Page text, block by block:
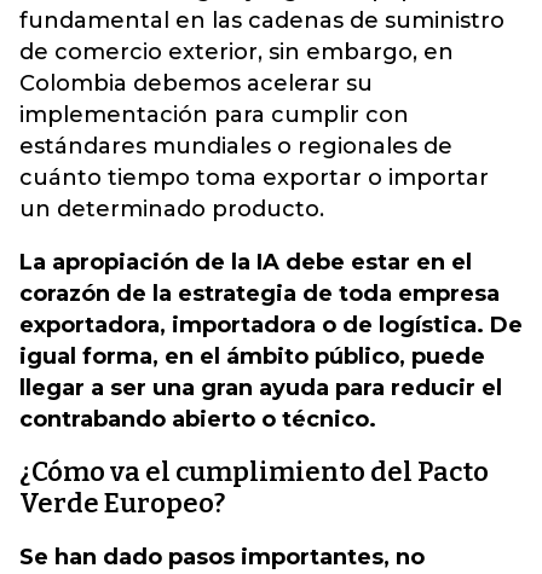
fundamental en las cadenas de suministro
de comercio exterior, sin embargo, en
Colombia debemos acelerar su
implementación para cumplir con
estándares mundiales o regionales de
cuánto tiempo toma exportar o importar
un determinado producto.
La apropiación de la IA debe estar en el
corazón de la estrategia de toda empresa
exportadora, importadora o de logística. De
igual forma, en el ámbito público, puede
llegar a ser una gran ayuda para reducir el
contrabando abierto o técnico.
¿Cómo va el cumplimiento del Pacto
Verde Europeo?
Se han dado pasos importantes, no